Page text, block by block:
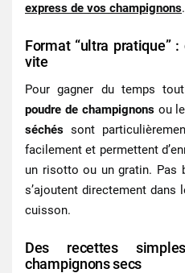
express de vos champignons.
Format “ultra pratique”
vite
Pour gagner du temps
poudre de champignons ou
séchés sont
facilement et permettent
un risotto ou un gratin. Pas
s’ajoutent directement dans
cuisson.
Des recettes
champignons secs